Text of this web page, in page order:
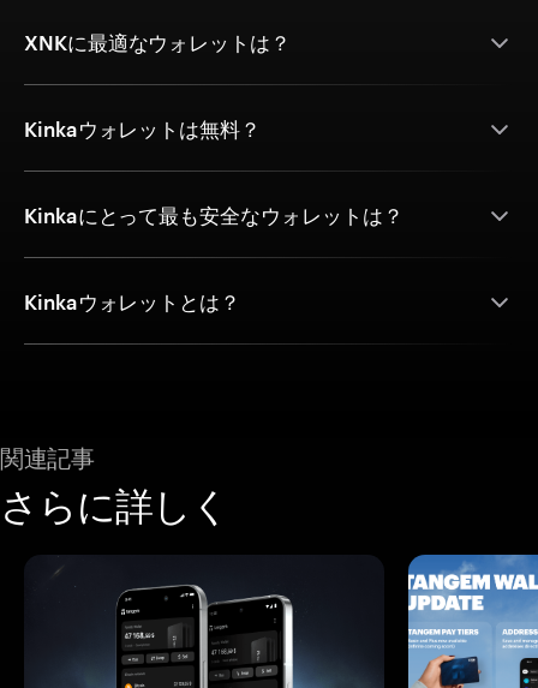
XNKに最適なウォレットは？
Kinkaウォレットは無料？
Kinkaにとって最も安全なウォレットは？
Kinkaウォレットとは？
関連記事
さらに詳しく